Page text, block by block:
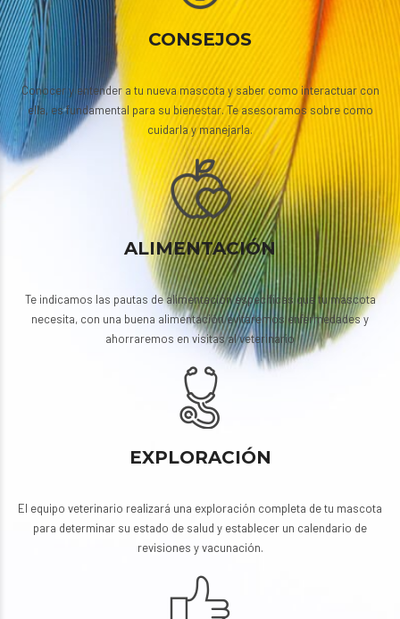
CONSEJOS
Conocer y entender a tu nueva mascota y saber como interactuar con
ella, es fundamental para su bienestar. Te asesoramos sobre como
cuidarla y manejarla.
ALIMENTACIÓN
Te indicamos las pautas de alimentación específicas que tu mascota
necesita, con una buena alimentación evitaremos enfermedades y
ahorraremos en visitas al veterinario
EXPLORACIÓN
El equipo veterinario realizará una exploración completa de tu mascota
para determinar su estado de salud y establecer un calendario de
revisiones y vacunación.